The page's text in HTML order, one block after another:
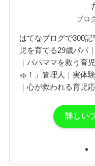
ブロ
はてなブログで300
児を育てる29歳パパ
｜パパママを救う育
ゅ！」管理人｜実体
｜心が救われる育児
詳しい